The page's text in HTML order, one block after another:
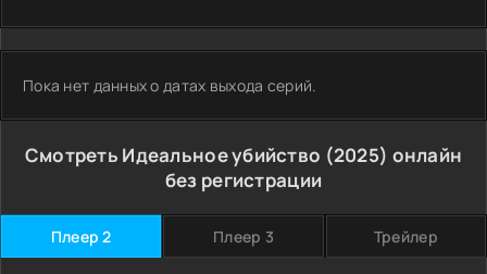
Пока нет данных о датах выхода серий.
Смотреть Идеальное убийство (2025) онлайн
без регистрации
Плеер 2 Плеер 3 Трейлер